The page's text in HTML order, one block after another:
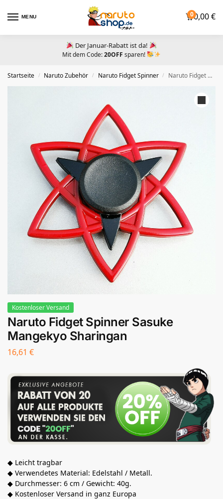
MENU 00,00€
Der Januar-Rabatt ist da!
Mit dem Code:20OFF sparen!
Startseite / Naruto Zubehör​ / Naruto Fidget Spinner / Naruto Fidget Spinner Sasuke Mangekyo Sharingan
Kostenloser Versand
Naruto Fidget Spinner Sasuke
Mangekyo Sharingan
16,61 €
◆ Leicht tragbar
◆ Verwendetes Material: Edelstahl / Metall.
◆ Durchmesser: 6 cm / Gewicht: 40g.
◆ Kostenloser Versand in ganz Europa